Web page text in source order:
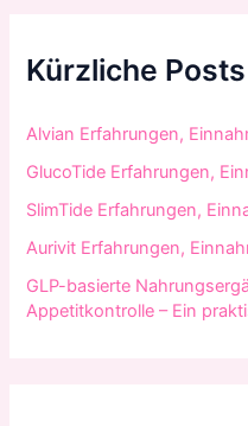
n
a
h
Kürzliche Posts
Alvian Erfahrungen,
GlucoTide Erfahrungen,
SlimTide Erfahrungen,
Aurivit Erfahrungen,
GLP-basierte
Appetitkontrolle – Ein